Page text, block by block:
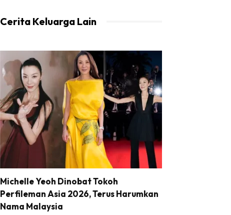
Cerita Keluarga Lain
Michelle Yeoh Dinobat Tokoh
Perfileman Asia 2026, Terus Harumkan
Nama Malaysia